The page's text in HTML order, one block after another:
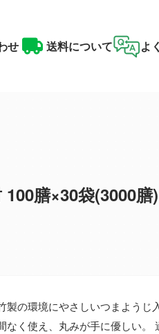
せ 送料について よ
膳×30袋(3000膳)
の環境にやさしいつまようじ
なく使え、丸みが手に優しい。